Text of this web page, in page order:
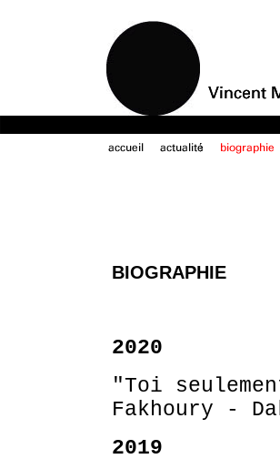
BIOGRAPHIE
2020
"Toi
Fakhoury -
2019